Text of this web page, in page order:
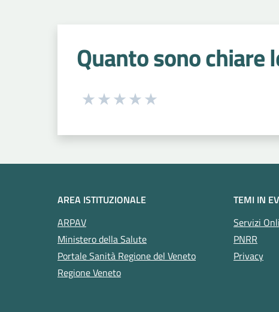
Quanto sono chiare
Seleziona una valutazione da 1 a 5
AREA ISTITUZIONALE
ARPAV
Ministero della Salute
Portale Sanità Regione del Veneto
Regione Veneto
TEMI IN
Servizi
PNRR
Privacy